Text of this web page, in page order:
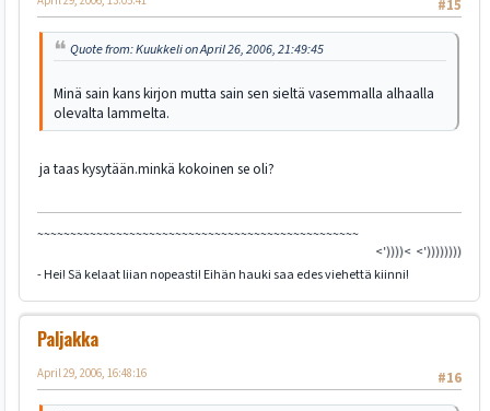
#15
Quote from: Kuukkeli on April 26, 2006, 21:49:45
Minä sain kans kirjon mutta sain sen sieltä vasemmalla alhaalla
olevalta lammelta.
ja taas kysytään.minkä kokoinen se oli?
~~~~~~~~~~~~~~~~~~~~~~~~~~~~~~~~~~~~~~~~~~~~~~~~~
<'))))< <'))))))))))))))><
- Hei! Sä kelaat liian nopeasti! Eihän hauki saa edes viehettä kiinni!
Paljakka
#16
April 29, 2006, 16:48:16